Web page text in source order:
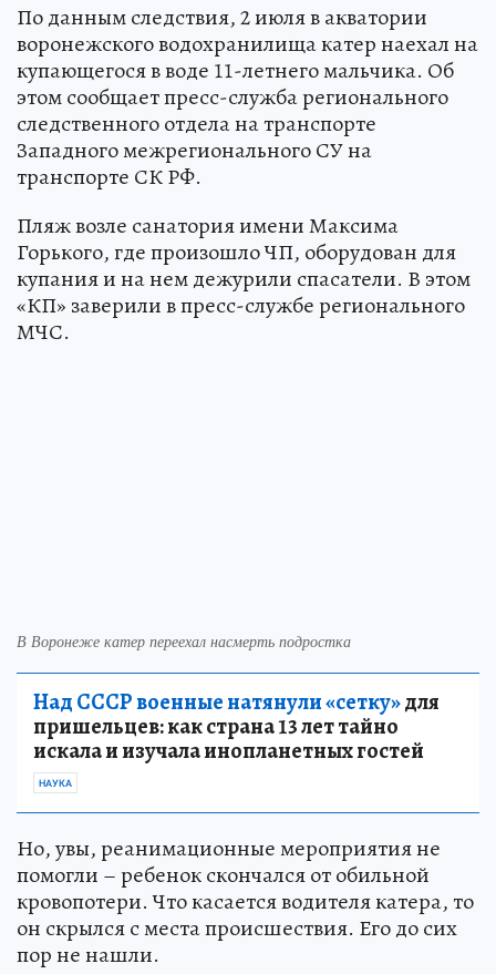
По данным следствия, 2 июля в акватории
воронежского водохранилища катер наехал на
купающегося в воде 11-летнего мальчика. Об
этом сообщает пресс-служба регионального
следственного отдела на транспорте
Западного межрегионального СУ на
транспорте СК РФ.
Пляж возле санатория имени Максима
Горького, где произошло ЧП, оборудован для
купания и на нем дежурили спасатели. В этом
«КП» заверили в пресс-службе регионального
МЧС.
В Воронеже катер переехал насмерть подростка
Над СССР военные натянули «сетку»для
пришельцев: как страна 13 лет тайно
искала и изучала инопланетных гостей
НАУКА
Но, увы, реанимационные мероприятия не
помогли – ребенок скончался от обильной
кровопотери. Что касается водителя катера, то
он скрылся с места происшествия. Его до сих
пор не нашли.